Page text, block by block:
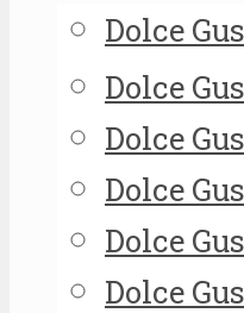
Dolce
Dolce
Dolce
Dolce
Dolce
Dolce